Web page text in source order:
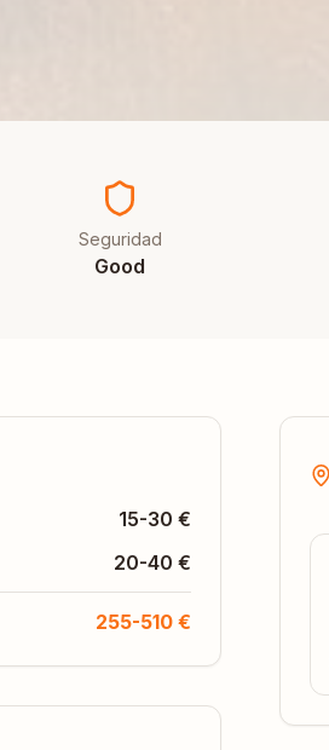
Seguridad
Good
15-30 €
20-40 €
255-510 €